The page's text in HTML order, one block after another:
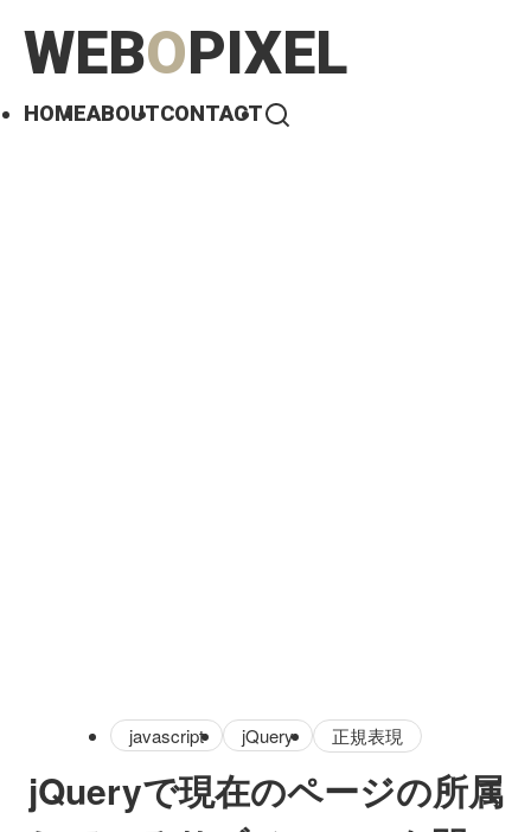
WEBOPIXEL
HOMEABOUTCONTACT
javascript jQuery 正規表現
jQueryで現在のページの所属